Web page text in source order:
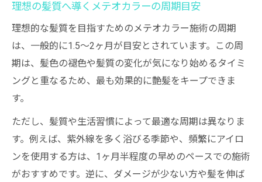
理想の髪質へ導くメテオカラーの周期目安
理想的な髪質を目指すためのメテオカラー施術の周期
は、一般的に1.5〜2ヶ月が目安とされています。この周
期は、髪色の褪色や髪質の変化が気になり始めるタイミ
ングと重なるため、最も効果的に艶髪をキープできま
す。
ただし、髪質や生活習慣によって最適な周期は異なりま
す。例えば、紫外線を多く浴びる季節や、頻繁にアイロ
ンを使用する方は、1ヶ月半程度の早めのペースでの施術
がおすすめです。逆に、ダメージが少ない方や髪を伸ば